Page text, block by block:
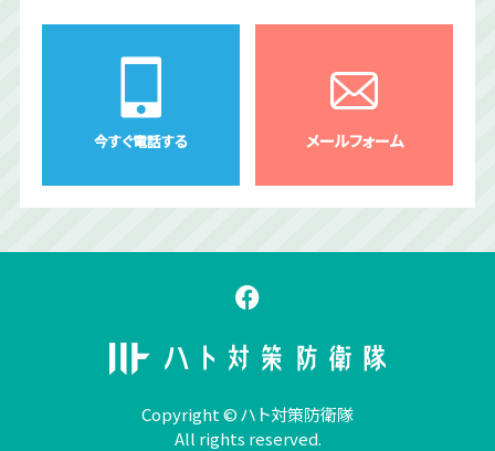
今すぐ電話する メールフォーム
Copyright © ハト対策防衛隊
All rights reserved.